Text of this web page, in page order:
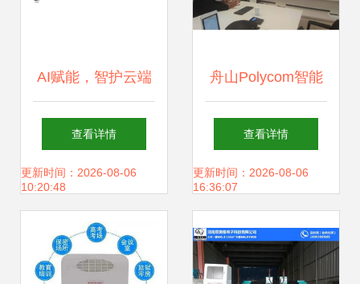
AI赋能，智护云端
亚马逊云科技安全
技术创新服务如何
赋能开发者
查看详情
更新时间：2026-08-06
10:20:48
舟山Polycom智能
会议室与杭州四海
光纤网络的协同发
驱动智能办公新体
查看详情
更新时间：2026-08-06
16:36:07